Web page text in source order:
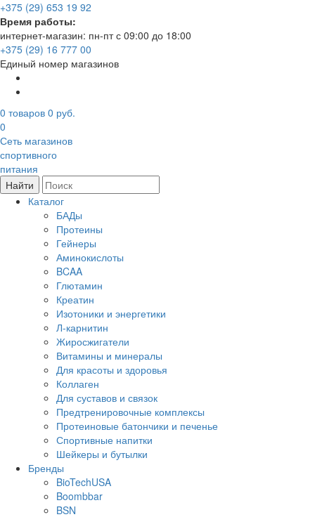
+375 (29) 653 19 92
Время работы:
интернет-магазин: пн-пт с 09:00 до 18:00
+375 (29) 16 777 00
Единый номер магазинов
0 товаров 0 руб.
0
Сеть магазинов
спортивного
питания
Найти
Каталог
БАДы
Протеины
Гейнеры
Аминокислоты
BCAA
Глютамин
Креатин
Изотоники и энергетики
Л-карнитин
Жиросжигатели
Витамины и минералы
Для красоты и здоровья
Коллаген
Для суставов и связок
Предтренировочные комплексы
Протеиновые батончики и печенье
Спортивные напитки
Шейкеры и бутылки
Бренды
BioTechUSA
Boombbar
BSN